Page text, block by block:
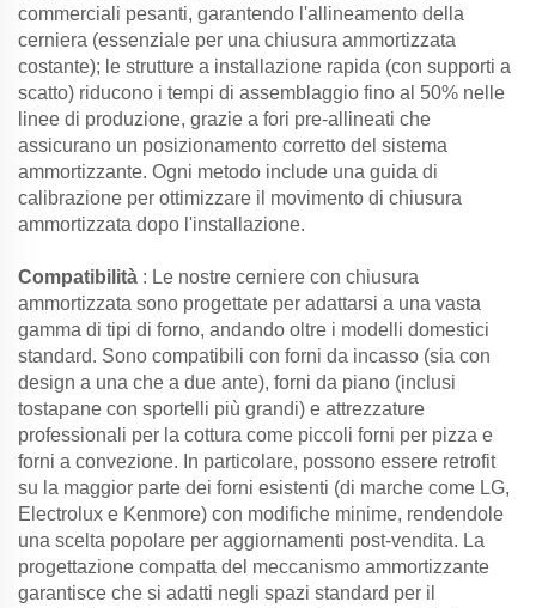
commerciali pesanti, garantendo l'allineamento della
cerniera (essenziale per una chiusura ammortizzata
costante); le strutture a installazione rapida (con supporti a
scatto) riducono i tempi di assemblaggio fino al 50% nelle
linee di produzione, grazie a fori pre-allineati che
assicurano un posizionamento corretto del sistema
ammortizzante. Ogni metodo include una guida di
calibrazione per ottimizzare il movimento di chiusura
ammortizzata dopo l'installazione.
Compatibilità : Le nostre cerniere con chiusura
ammortizzata sono progettate per adattarsi a una vasta
gamma di tipi di forno, andando oltre i modelli domestici
standard. Sono compatibili con forni da incasso (sia con
design a una che a due ante), forni da piano (inclusi
tostapane con sportelli più grandi) e attrezzature
professionali per la cottura come piccoli forni per pizza e
forni a convezione. In particolare, possono essere retrofit
su la maggior parte dei forni esistenti (di marche come LG,
Electrolux e Kenmore) con modifiche minime, rendendole
una scelta popolare per aggiornamenti post-vendita. La
progettazione compatta del meccanismo ammortizzante
garantisce che si adatti negli spazi standard per il